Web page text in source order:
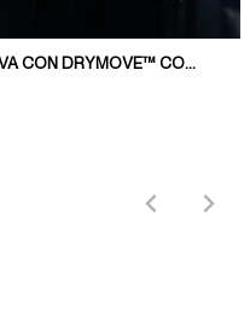
REMERA DEPORTIVA CON DRYMOVE™ COMPRESSION FIT